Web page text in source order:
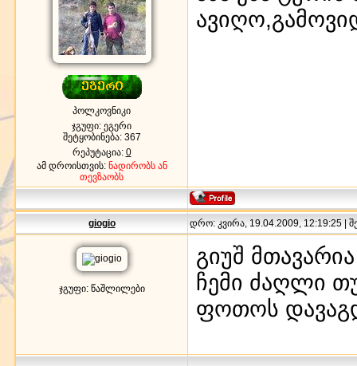
პოლკოვნიკი
ჯგუფი: ეგერი
შეტყობინება: 367
რეპუტაცია: 0
ამ დროისთვის: ნადირობს ან
თევზაობს
giogio დრო: კვირა, 19.04.2009, 12:19:25 |
ჯგუფი: წაშლილები
გიუშ
ჩემი ძაღლი
ფოთოს